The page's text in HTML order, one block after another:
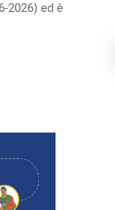
2026) ed è